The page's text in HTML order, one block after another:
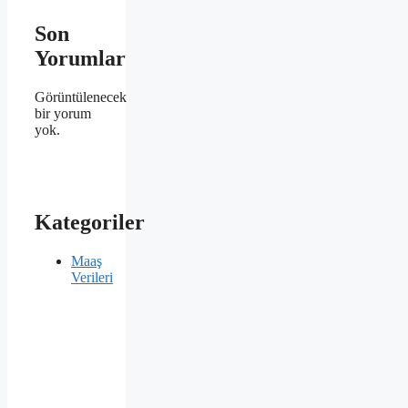
Son
Yorumlar
Görüntülenecek
bir yorum
yok.
Kategoriler
Maaş
Verileri